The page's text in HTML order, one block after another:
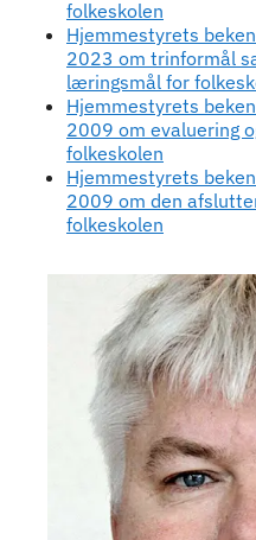
folkeskolen
Hjemmestyrets
2023 om trinformål
læringsmål for
Hjemmestyrets
2009 om evaluering
folkeskolen
Hjemmestyrets
2009 om den
folkeskolen
Kontaktpersoner